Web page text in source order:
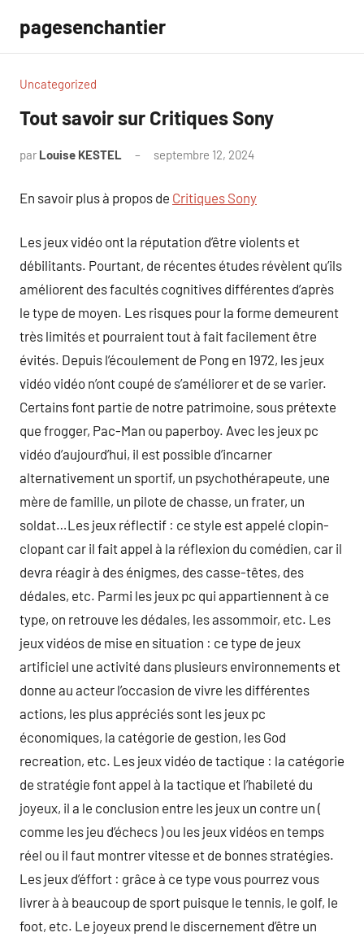
contenu
pagesenchantier
Uncategorized
Tout savoir sur Critiques Sony
par Louise KESTEL septembre 12, 2024
En savoir plus à propos de Critiques Sony
Les jeux vidéo ont la réputation d’être violents et
débilitants. Pourtant, de récentes études révèlent qu’ils
améliorent des facultés cognitives différentes d’après
le type de moyen. Les risques pour la forme demeurent
très limités et pourraient tout à fait facilement être
évités. Depuis l’écoulement de Pong en 1972, les jeux
vidéo vidéo n’ont coupé de s’améliorer et de se varier.
Certains font partie de notre patrimoine, sous prétexte
que frogger, Pac-Man ou paperboy. Avec les jeux pc
vidéo d’aujourd’hui, il est possible d’incarner
alternativement un sportif, un psychothérapeute, une
mère de famille, un pilote de chasse, un frater, un
soldat…Les jeux réflectif : ce style est appelé clopin-
clopant car il fait appel à la réflexion du comédien, car il
devra réagir à des énigmes, des casse-têtes, des
dédales, etc. Parmi les jeux pc qui appartiennent à ce
type, on retrouve les dédales, les assommoir, etc. Les
jeux vidéos de mise en situation : ce type de jeux
artificiel une activité dans plusieurs environnements et
donne au acteur l’occasion de vivre les différentes
actions, les plus appréciés sont les jeux pc
économiques, la catégorie de gestion, les God
recreation, etc. Les jeux vidéo de tactique : la catégorie
de stratégie font appel à la tactique et l’habileté du
joyeux, il a le conclusion entre les jeux un contre un (
comme les jeu d’échecs ) ou les jeux vidéos en temps
réel ou il faut montrer vitesse et de bonnes stratégies.
Les jeux d’éffort : grâce à ce type vous pourrez vous
livrer à à beaucoup de sport puisque le tennis, le golf, le
foot, etc. Le joyeux prend le discernement d’être un